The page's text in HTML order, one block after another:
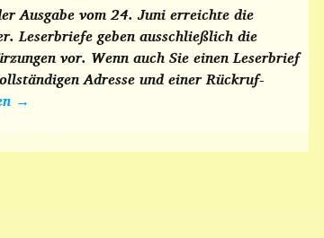
Ausgabe vom 24. Juni erreichte die
Leserbriefe geben ausschließlich die
vor. Wenn auch Sie einen Leserbrief
Adresse und einer Rückruf-
→